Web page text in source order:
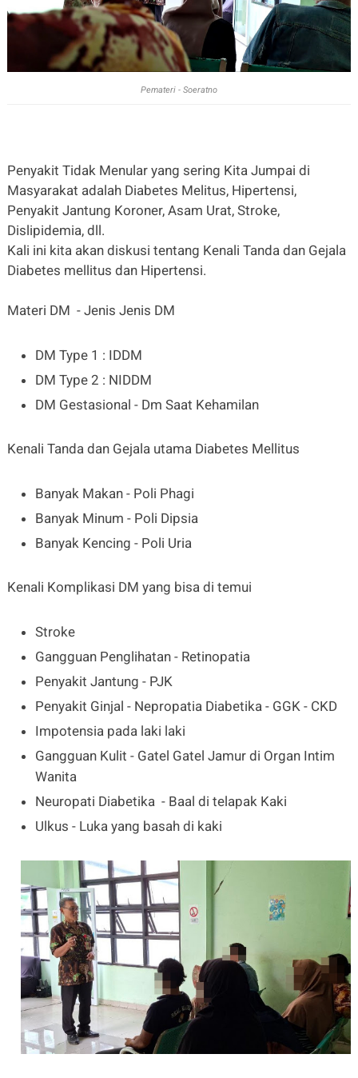
Pemateri - Soeratno
Penyakit Tidak Menular yang sering Kita Jumpai di
Masyarakat adalah Diabetes Melitus, Hipertensi,
Penyakit Jantung Koroner, Asam Urat, Stroke,
Dislipidemia, dll.
Kali ini kita akan diskusi tentang Kenali Tanda dan Gejala
Diabetes mellitus dan Hipertensi.
Materi DM - Jenis Jenis DM
DM Type 1 : IDDM
DM Type 2 : NIDDM
DM Gestasional - Dm Saat Kehamilan
Kenali Tanda dan Gejala utama Diabetes Mellitus
Banyak Makan - Poli Phagi
Banyak Minum - Poli Dipsia
Banyak Kencing - Poli Uria
Kenali Komplikasi DM yang bisa di temui
Stroke
Gangguan Penglihatan - Retinopatia
Penyakit Jantung - PJK
Penyakit Ginjal - Nepropatia Diabetika - GGK - CKD
Impotensia pada laki laki
Gangguan Kulit - Gatel Gatel Jamur di Organ Intim
Wanita
Neuropati Diabetika - Baal di telapak Kaki
Ulkus - Luka yang basah di kaki